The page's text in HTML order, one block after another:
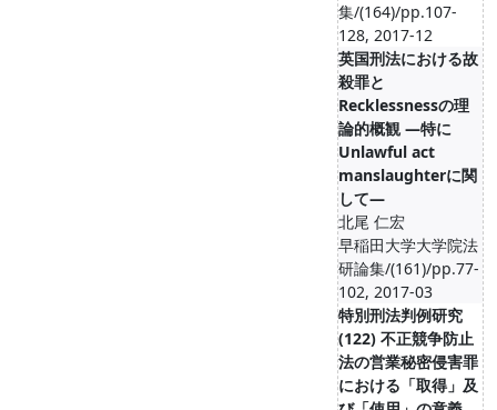
集/(164)/pp.107-
128, 2017-12
英国刑法における故
殺罪と
Recklessnessの理
論的概観 ―特に
Unlawful act
manslaughterに関
して―
北尾 仁宏
早稲田大学大学院法
研論集/(161)/pp.77-
102, 2017-03
特別刑法判例研究
(122) 不正競争防止
法の営業秘密侵害罪
における「取得」及